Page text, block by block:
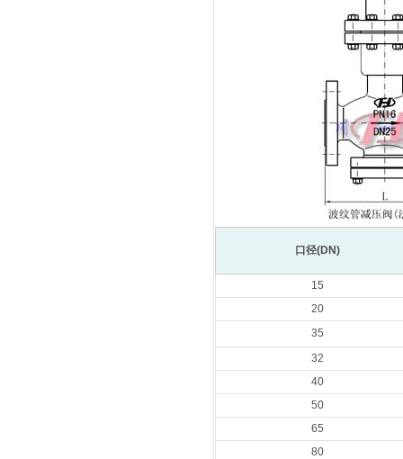
口径(DN)
15
20
35
32
40
50
65
80